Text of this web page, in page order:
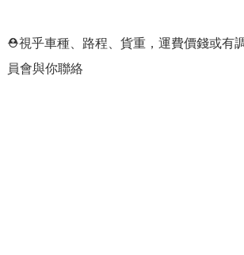
⛑視乎車種、路程、貨重，運費價錢或有
員會與你聯絡